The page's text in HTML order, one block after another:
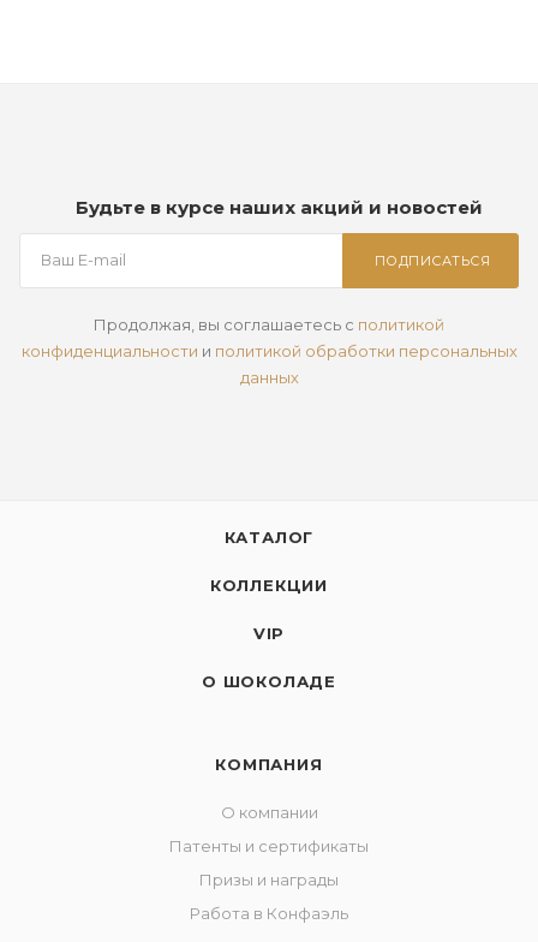
Будьте в курсе наших акций и новостей
ПОДПИСАТЬСЯ
Продолжая, вы соглашаетесь с политикой
конфиденциальности и политикой обработки персональных
данных
КАТАЛОГ
КОЛЛЕКЦИИ
VIP
О ШОКОЛАДЕ
КОМПАНИЯ
О компании
Патенты и сертификаты
Призы и награды
Работа в Конфаэль